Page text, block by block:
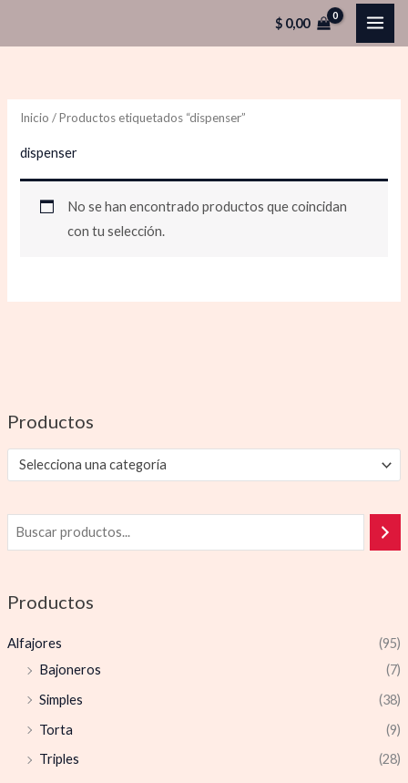
$0,00
Productos
Selecciona una categoría
Productos
Alfajores
(95)
Bajoneros
(7)
Simples
(38)
Torta
(9)
Triples
(28)
Inicio / Productos etiquetados “dispenser”
dispenser
No se han encontrado productos que coincidan
con tu selección.